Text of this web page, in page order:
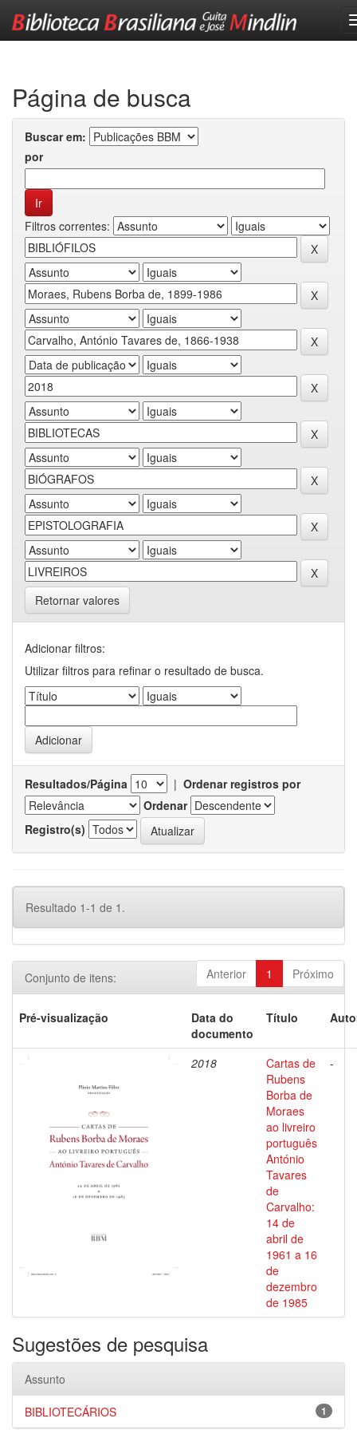
Página de busca
Buscar em:
por
Filtros correntes:
Retornar valores
Adicionar filtros:
Utilizar filtros para refinar o resultado de busca.
Resultados/Página | Ordenar registros por
Ordenar
Registro(s)
Resultado 1-1 de 1.
Anterior 1 Próximo
Conjunto de itens:
Pré-visualização
Data do
documento
Título
2018
Cartas de
Rubens
Borba de
Moraes
ao livreiro
português
António
Tavares
de
Carvalho:
14 de
abril de
1961 a 16
de
dezembro
de 1985
-
Sugestões de pesquisa
Assunto
1
BIBLIOTECÁRIOS